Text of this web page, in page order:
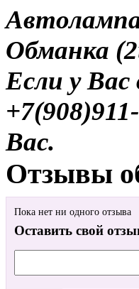
Обманка
Если у Вас
Вас.
Отзывы
Пока нет ни одного отзыва
Оставить свой